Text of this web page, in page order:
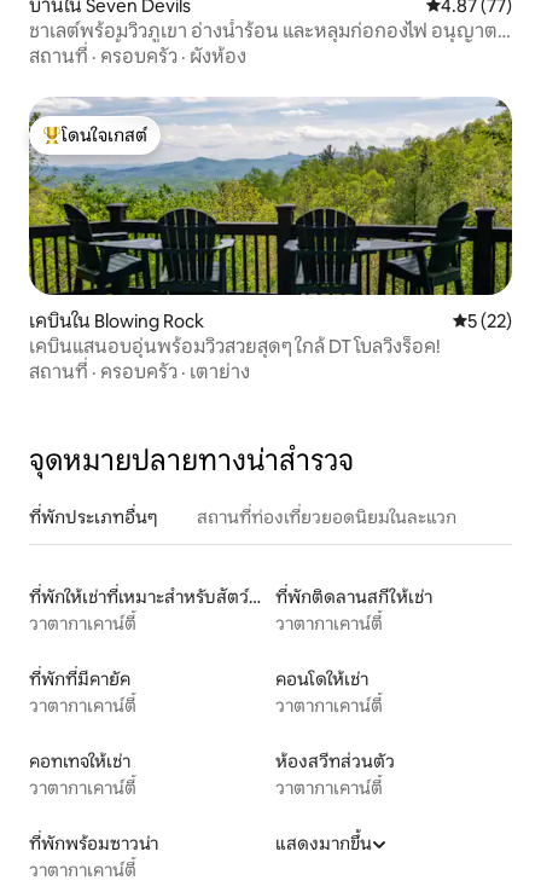
บ้านใน Seven Devils คะแนนเฉลี่ย
4.87 (77)
ชาเลต์พร้อมวิวภูเขา อ่างน้ำร้อน และหลุมก่อกองไฟ อนุญาต
ให้นำสัตว์เลี้ยงเข้าพักได้
สถานที่ · ครอบครัว · ผังห้อง
โดนใจเกสต์ที่สุด
โดนใจเกสต์
เคบินใน Blowing Rock คะแนนเฉลี่
5 (22)
เคบินแสนอบอุ่นพร้อมวิวสวยสุดๆ ใกล้ DT โบลวิงร็อค!
สถานที่ · ครอบครัว · เตาย่าง
จุดหมายปลายทางน่าสำรวจ
ที่พักประเภทอื่นๆ สถานที่ท่องเที่ยวยอดนิยมในละแวก
ที่พักให้เช่าที่เหมาะสำหรับสัตว์เลี้ยง
วาตากาเคาน์ตี้
ที่พักติดลานสกีให้เช่า
วาตากาเคาน์ตี้
ที่พักที่มีคายัค
วาตากาเคาน์ตี้
คอนโดให้เช่า
วาตากาเคาน์ตี้
คอทเทจให้เช่า
วาตากาเคาน์ตี้
ห้องสวีทส่วนตัว
วาตากาเคาน์ตี้
ที่พักพร้อมซาวน่า
วาตากาเคาน์ตี้
แสดงมากขึ้น